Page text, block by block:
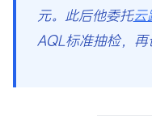
元。此后他委托云
AQL标准抽检，再